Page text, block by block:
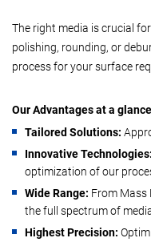
The right media is crucial
polishing, rounding, or
process for your surface
Our Advantages at a
Tailored Solutions:
Innovative Technologies:
optimization of our
Wide Range: From Mass
the full spectrum of
Highest Precision: